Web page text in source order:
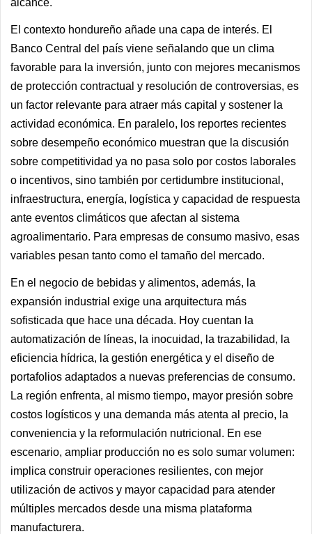
alcance.
El contexto hondureño añade una capa de interés. El
Banco Central del país viene señalando que un clima
favorable para la inversión, junto con mejores mecanismos
de protección contractual y resolución de controversias, es
un factor relevante para atraer más capital y sostener la
actividad económica. En paralelo, los reportes recientes
sobre desempeño económico muestran que la discusión
sobre competitividad ya no pasa solo por costos laborales
o incentivos, sino también por certidumbre institucional,
infraestructura, energía, logística y capacidad de respuesta
ante eventos climáticos que afectan al sistema
agroalimentario. Para empresas de consumo masivo, esas
variables pesan tanto como el tamaño del mercado.
En el negocio de bebidas y alimentos, además, la
expansión industrial exige una arquitectura más
sofisticada que hace una década. Hoy cuentan la
automatización de líneas, la inocuidad, la trazabilidad, la
eficiencia hídrica, la gestión energética y el diseño de
portafolios adaptados a nuevas preferencias de consumo.
La región enfrenta, al mismo tiempo, mayor presión sobre
costos logísticos y una demanda más atenta al precio, la
conveniencia y la reformulación nutricional. En ese
escenario, ampliar producción no es solo sumar volumen:
implica construir operaciones resilientes, con mejor
utilización de activos y mayor capacidad para atender
múltiples mercados desde una misma plataforma
manufacturera.